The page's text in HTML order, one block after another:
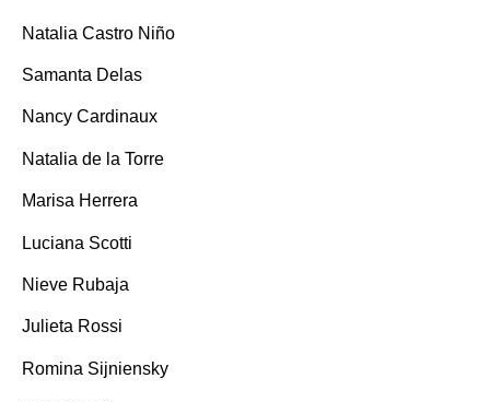
Natalia Castro Niño
Samanta Delas
Nancy Cardinaux
Natalia de la Torre
Marisa Herrera
Luciana Scotti
Nieve Rubaja
Julieta Rossi
Romina Sijniensky